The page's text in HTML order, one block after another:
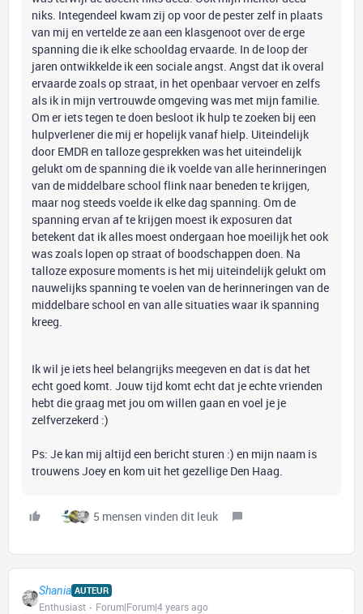
niks. Integendeel kwam zij op voor de pester zelf in plaats
van mij en vertelde ze aan een klasgenoot over de erge
spanning die ik elke schooldag ervaarde. In de loop der
jaren ontwikkelde ik een sociale angst. Angst dat ik overal
ervaarde zoals op straat, in het openbaar vervoer en zelfs
als ik in mijn vertrouwde omgeving was met mijn familie.
Om er iets tegen te doen besloot ik hulp te zoeken bij een
hulpverlener die mij er hopelijk vanaf hielp. Uiteindelijk
door EMDR en talloze gesprekken was het uiteindelijk
gelukt om de spanning die ik voelde van alle herinneringen
van de middelbare school flink naar beneden te krijgen,
maar nog steeds voelde ik elke dag spanning. Om de
spanning ervan af te krijgen moest ik exposuren dat
betekent dat ik alles moest ondergaan hoe moeilijk het ook
was zoals lopen op straat of boodschappen doen. Na
talloze exposure moments is het mij uiteindelijk gelukt om
nauwelijks spanning te voelen van de herinneringen van de
middelbare school en van alle situaties waar ik spanning
kreeg.
Ik wil je iets heel belangrijks meegeven en dat is dat het
echt goed komt. Jouw tijd komt echt dat je echte vrienden
hebt die graag met jou om willen gaan en voel je je
zelfverzekerd :)
Ps: Je kan mij altijd een bericht sturen :) en mijn naam is
trouwens Joey en kom uit het gezellige Den Haag.
5 mensen vinden dit leuk
Shania AUTEUR
Enthusiast Forum|Forum|4 years ago